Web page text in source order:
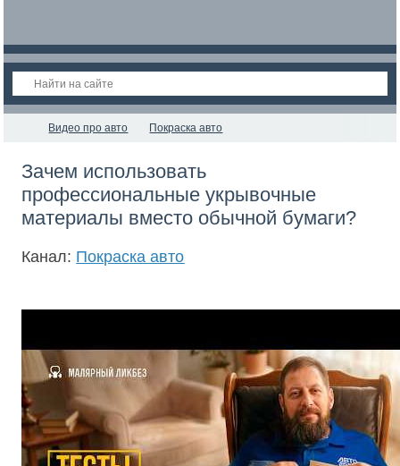
Видео про авто Покраска авто
Зачем использовать
профессиональные укрывочные
материалы вместо обычной бумаги?
Канал: Покраска авто